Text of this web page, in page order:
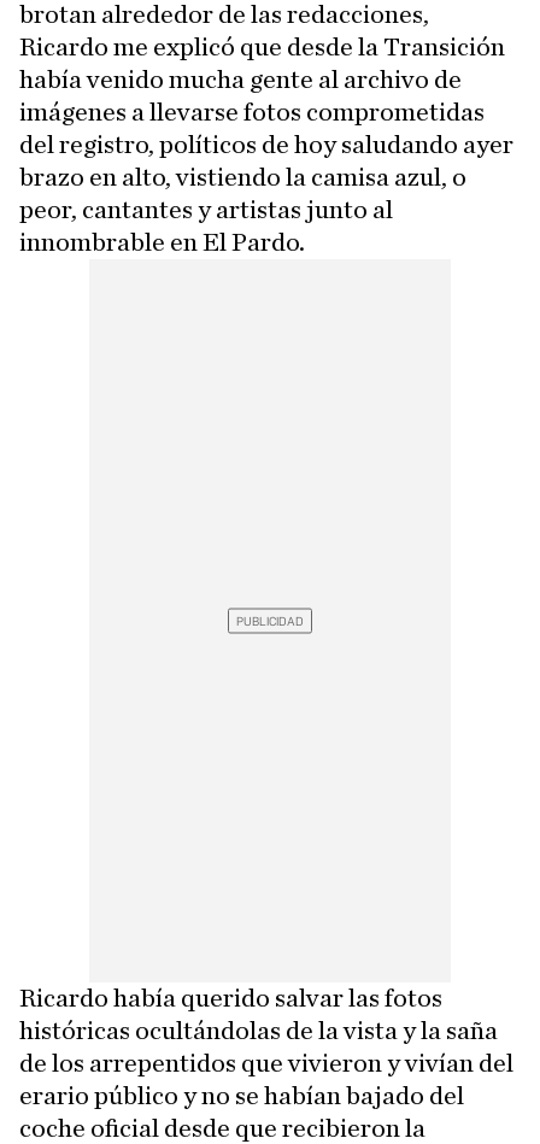
brotan alrededor de las redacciones,
Ricardo me explicó que desde la Transición
había venido mucha gente al archivo de
imágenes a llevarse fotos comprometidas
del registro, políticos de hoy saludando ayer
brazo en alto, vistiendo la camisa azul, o
peor, cantantes y artistas junto al
innombrable en El Pardo.
Ricardo había querido salvar las fotos
históricas ocultándolas de la vista y la saña
de los arrepentidos que vivieron y vivían del
erario público y no se habían bajado del
coche oficial desde que recibieron la